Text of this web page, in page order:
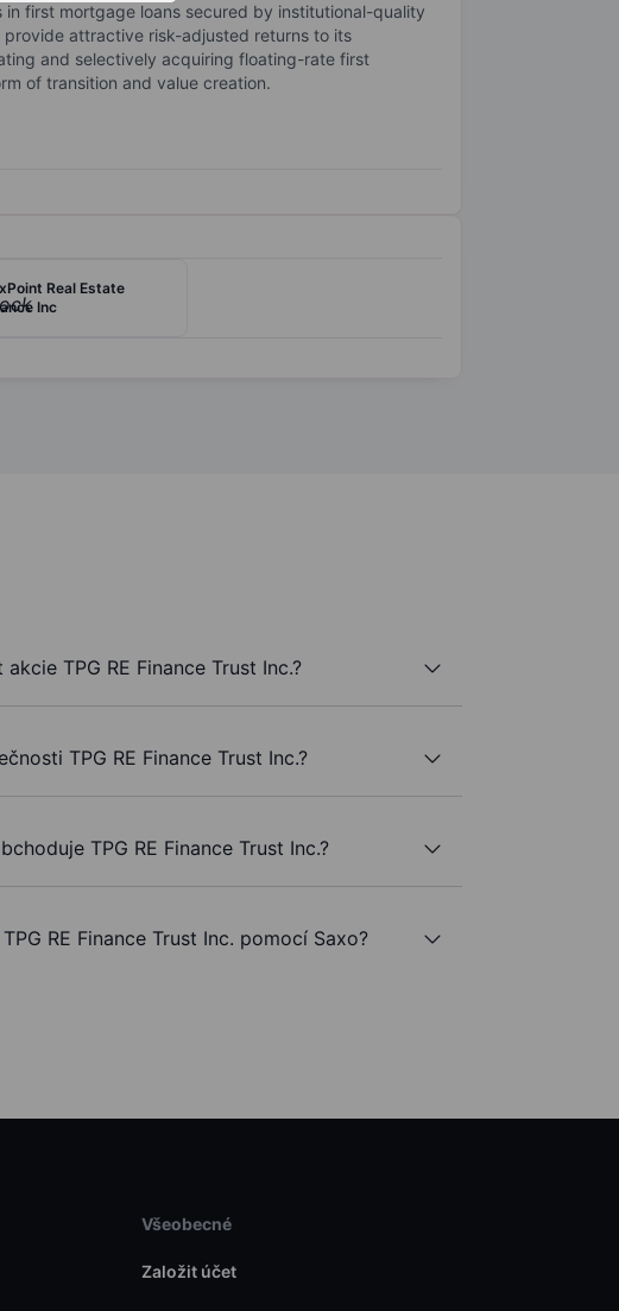
first mortgage loans secured by institutional-quality
attractive risk-adjusted returns to its
and selectively acquiring floating-rate first
of transition and value creation.
Real Estate
Inc
TPG RE Finance Trust Inc.?
TPG RE Finance Trust Inc.?
TPG RE Finance Trust Inc.?
RE Finance Trust Inc. pomocí Saxo?
Všeobecné
Založit účet